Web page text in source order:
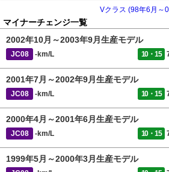
Vクラス (98年6月～
マイナーチェンジ一覧
2002年10月～2003年9月生産モデル
JC08 -km/L 10・15
2001年7月～2002年9月生産モデル
JC08 -km/L 10・15
2000年4月～2001年6月生産モデル
JC08 -km/L 10・15
1999年5月～2000年3月生産モデル